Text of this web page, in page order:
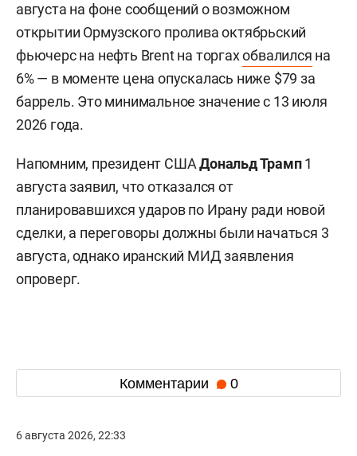
августа на фоне сообщений о возможном
открытии Ормузского пролива октябрьский
фьючерс на нефть Brent на торгахобвалился на
6% — в моменте цена опускалась ниже $79 за
баррель. Это минимальное значение с 13 июля
2026 года.
Напомним, президент СШАДональд Трамп1
августа заявил, что отказался от
планировавшихся ударов по Ирану ради новой
сделки, а переговоры должны были начаться 3
августа, однако иранский МИД заявления
опроверг.
Комментарии 0
6 августа 2026, 22:33